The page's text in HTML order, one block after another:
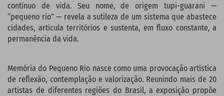
contínuo de vida. Seu nome, de origem tupi-guarani —
“pequeno rio” — revela a sutileza de um sistema que abastece
cidades, articula territórios e sustenta, em fluxo constante, a
permanência da vida.
Memória do Pequeno Rio nasce como uma provocação artística
de reflexão, contemplação e valorização. Reunindo mais de 20
artistas de diferentes regiões do Brasil, a exposição propõe